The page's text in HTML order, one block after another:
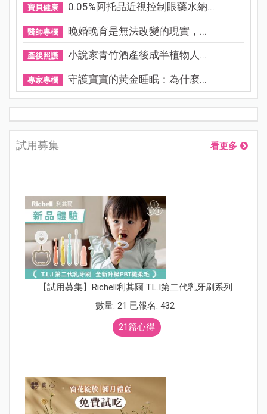
寶貝健康 0.05%阿托品近視控制眼藥水納...
醫師專欄 晚婚晚育是無法改變的現實，...
產後照護 小說家青竹酒產後成半植物人...
專家專欄 守護寶寶的黃金睡眠：為什麼...
試用募集 看更多
【試用募集】Richell利其爾 T.L.I第二代乳牙刷系列
數量: 21 已報名: 432
21篇心得